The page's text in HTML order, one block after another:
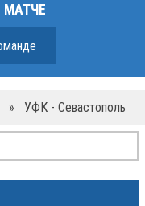
МАТЧЕ
» УФК - Севастополь